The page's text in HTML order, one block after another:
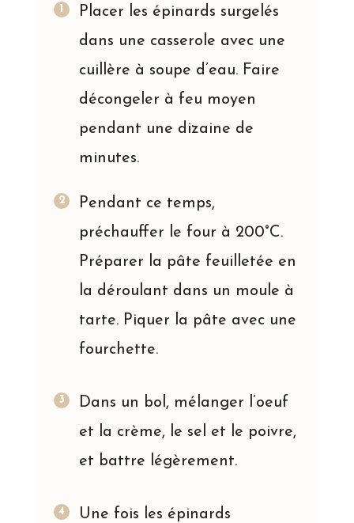
Placer les épinards surgelés
dans une casserole avec une
cuillère à soupe d’eau. Faire
décongeler à feu moyen
pendant une dizaine de
minutes.
Pendant ce temps,
préchauffer le four à 200°C.
Préparer la pâte feuilletée en
la déroulant dans un moule à
tarte. Piquer la pâte avec une
fourchette.
Dans un bol, mélanger l’oeuf
et la crème, le sel et le poivre,
et battre légèrement.
Une fois les épinards